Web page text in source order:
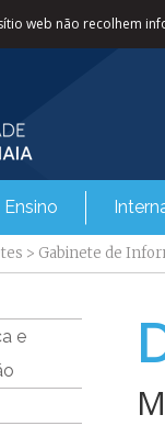
web não recolhem
Ensino
> Gabinete de
e